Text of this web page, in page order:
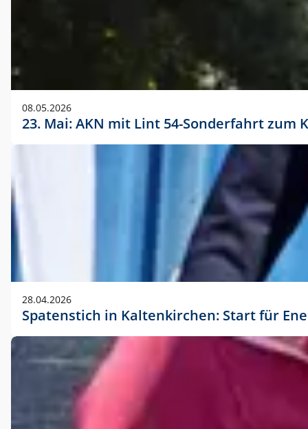
08.05.2026
23. Mai: AKN mit Lint 54-Sonderfahrt
28.04.2026
Spatenstich in Kaltenkirchen: Start für